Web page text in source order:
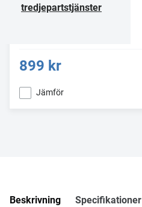
tredjepartstjänster
899 kr
Jämför
Beskrivning Specifikationer